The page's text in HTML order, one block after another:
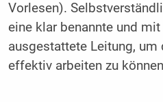
Vorlesen).
eine klar benannte und
ausgestattete Leitung, um
effektiv arbeiten zu